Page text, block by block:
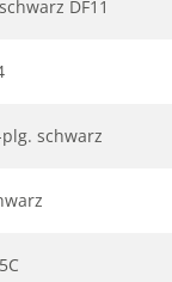
DF11
schwarz